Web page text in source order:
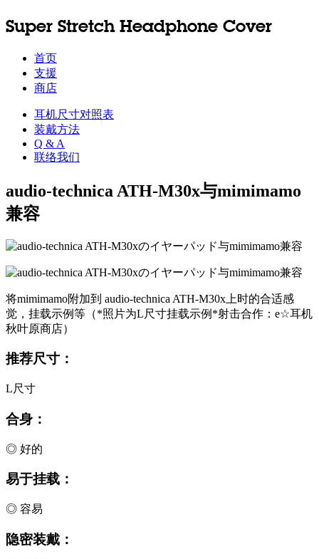
Super Stretch Headphone Cover
首页
支援
商店
耳机尺寸对照表
装戴方法
Q & A
联络我们
audio-technica ATH-M30x与mimimamo
兼容
将mimimamo附加到 audio-technica ATH-M30x上时的合适感
觉，挂载示例等（*照片为L尺寸挂载示例*射击合作：e☆耳机
秋叶原商店）
推荐尺寸：
L尺寸
合身：
◎ 好的
易于挂载：
◎ 容易
隐密装戴：